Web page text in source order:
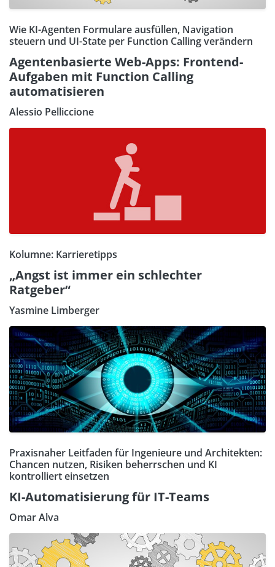
Wie KI-Agenten Formulare ausfüllen, Navigation
steuern und UI-State per Function Calling verändern
Agentenbasierte Web-Apps: Frontend-
Aufgaben mit Function Calling
automatisieren
Alessio Pelliccione
Kolumne: Karrieretipps
„Angst ist immer ein schlechter
Ratgeber“
Yasmine Limberger
Praxisnaher Leitfaden für Ingenieure und Architekten:
Chancen nutzen, Risiken beherrschen und KI
kontrolliert einsetzen
KI-Automatisierung für IT-Teams
Omar Alva